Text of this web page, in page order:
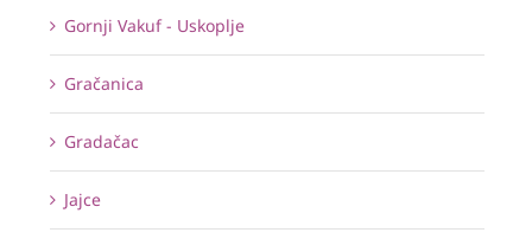
Gornji Vakuf - Uskoplje
Gračanica
Gradačac
Jajce